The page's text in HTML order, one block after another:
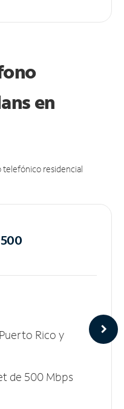
en
residencial
Rico y
de 500 Mbps